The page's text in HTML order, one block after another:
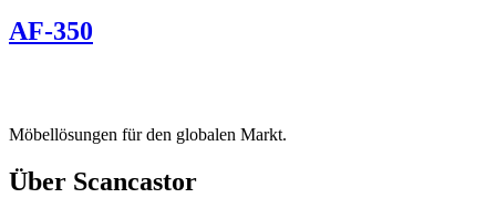
AF-350
Möbellösungen für den globalen Markt.
Über Scancastor